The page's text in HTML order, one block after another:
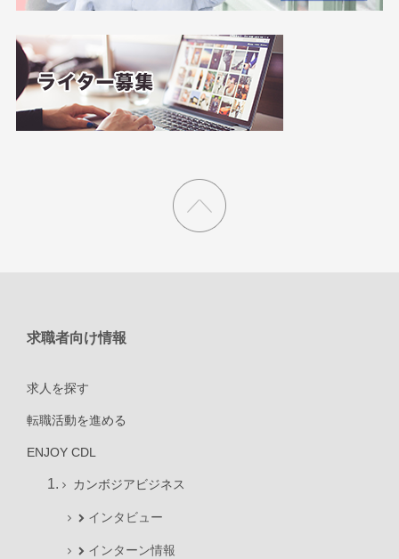
求職者向け情報
求人を探す
転職活動を進める
ENJOY CDL
カンボジアビジネス
インタビュー
インターン情報